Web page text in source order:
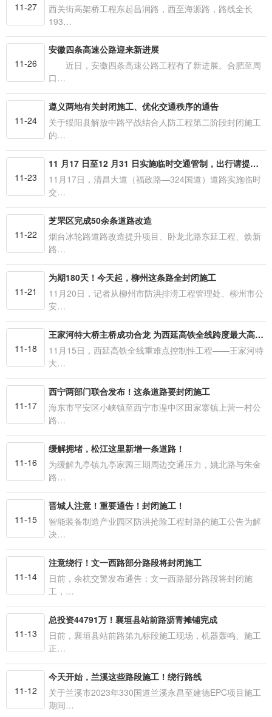
11-27
西关街高架桥工程东起昌润路，西至海源路，路线全长
193…
11-26
安徽四条高速公路迎来新进展
近日，安徽四条高速公路工程有了新进展。合肥至周
口…
11-24
遵义两地有关封闭施工、优化交通秩序的通告
关于绥阳县解放中路平战结合人防工程第二阶段封闭施工
的…
11-23
11 月17 日至12 月31 日实施临时交通管制，出行请提前规划线路 清昌大道（福政路—324国道）启动提升改造
11月17日，清昌大道（福政路—324国道）道路实施临时
交…
11-22
芝罘区完成50余条道路改造
烟台冰轮路道路改造提升项目、卧龙北路东延工程、焕新
路…
11-21
为期180天！今天起，柳州这条路全封闭施工
11月20日，记者从柳州市防洪排涝工程管理处、柳州市公
安…
11-18
王家河特大桥主桥成功合龙 为西延高铁全线跨度最大高度最高桥梁
11月15日，西延高铁全线重难点控制性工程——王家河特
大…
11-17
西宁两部门联合发布！这条道路要封闭施工
海东市平安区小峡镇至西宁市湟中区田家寨镇上营一村公
路…
11-16
缓解拥堵，松江这里新增一条道路！
为缓解九亭镇九亭家园三期周边交通压力，姚北路与朱金
路…
11-15
晋城人注意！重要通告！封闭施工！
智能装备制造产业园区防洪抢险工程封路的施工公告为解
决…
11-14
注意绕行！文一西路部分路段将封闭施工
日前，余杭交警发布通告：文一西路部分路段将封闭施
工，…
11-13
总投资44791万！襄垣县站前路沥青摊铺完成
日前，襄垣县站前路第九标段施工现场，机器轰鸣、施工
正…
11-12
今天开始，兰溪这些路段施工！绕行路线
关于兰溪市2023年330国道兰溪永昌至建德EPC项目施工
期间…